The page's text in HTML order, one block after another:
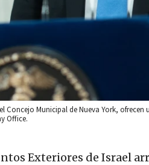
Municipal de Nueva York,
Office.
Exteriores de Israel